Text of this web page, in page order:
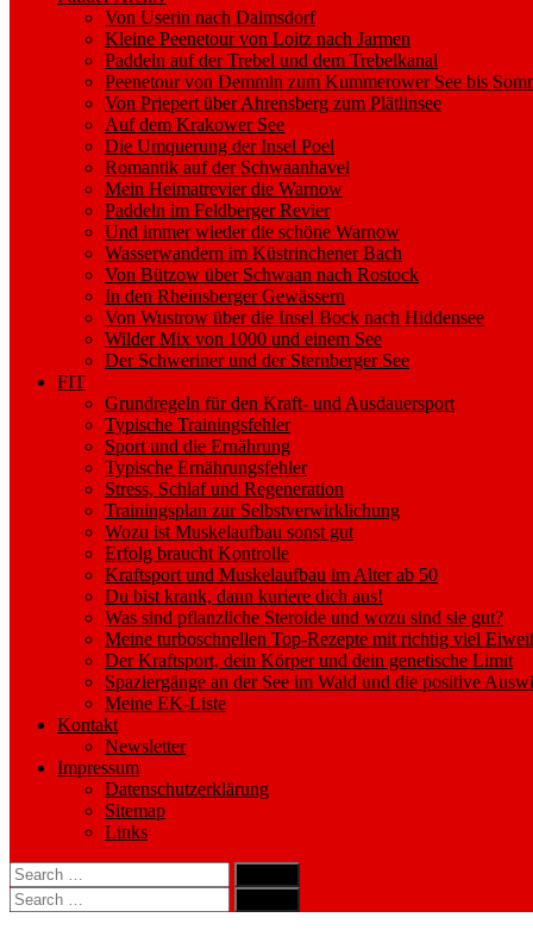
Von Userin nach Dalmsdorf
Kleine Peenetour von Loitz nach Jarmen
Paddeln auf der Trebel und dem Trebelkanal
Peenetour von Demmin zum Kummerower See bis
Von Priepert über Ahrensberg zum Plätlinsee
Auf dem Krakower See
Die Umquerung der Insel Poel
Romantik auf der Schwaanhavel
Mein Heimatrevier die Warnow
Paddeln im Feldberger Revier
Und immer wieder die schöne Warnow
Wasserwandern im Küstrinchener Bach
Von Bützow über Schwaan nach Rostock
In den Rheinsberger Gewässern
Von Wustrow über die Insel Bock nach Hiddensee
Wilder Mix von 1000 und einem See
Der Schweriner und der Sternberger See
FIT
Grundregeln für den Kraft- und Ausdauersport
Typische Trainingsfehler
Sport und die Ernährung
Typische Ernährungsfehler
Stress, Schlaf und Regeneration
Trainingsplan zur Selbstverwirklichung
Wozu ist Muskelaufbau sonst gut
Erfolg braucht Kontrolle
Kraftsport und Muskelaufbau im Alter ab 50
Du bist krank, dann kuriere dich aus!
Was sind pflanzliche Steroide und wozu sind sie gut?
Meine turboschnellen Top-Rezepte mit richtig viel
Der Kraftsport, dein Körper und dein genetische Limit
Spaziergänge an der See im Wald und die positive
Meine EK-Liste
Kontakt
Newsletter
Impressum
Datenschutzerklärung
Sitemap
Links
Search
for:
Search
Search
for:
Search